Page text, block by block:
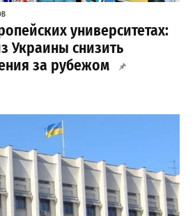
университетах:
Украины снизить
за рубежом